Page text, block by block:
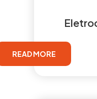
READ MORE